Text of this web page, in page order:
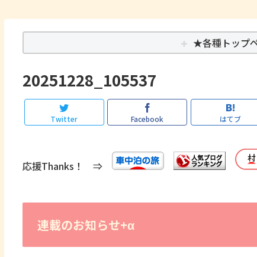
★各種トップ
20251228_105537
Twitter Facebook はてブ
応援Thanks！ ⇒
連載のお知らせ+α